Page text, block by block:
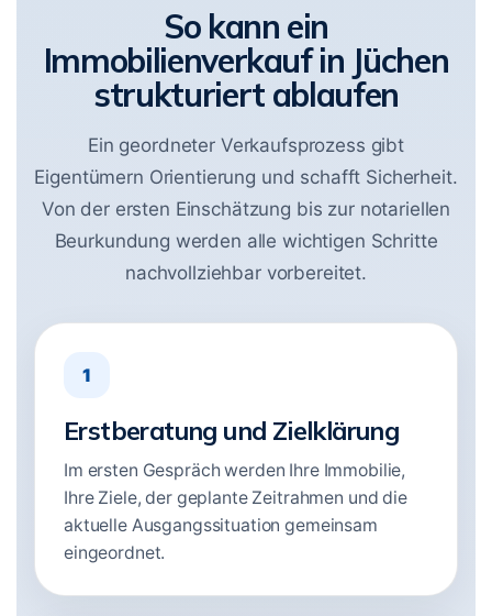
So kann ein
Immobilienverkauf in Jüchen
strukturiert ablaufen
Ein geordneter Verkaufsprozess gibt
Eigentümern Orientierung und schafft Sicherheit.
Von der ersten Einschätzung bis zur notariellen
Beurkundung werden alle wichtigen Schritte
nachvollziehbar vorbereitet.
1
Erstberatung und Zielklärung
Im ersten Gespräch werden Ihre Immobilie,
Ihre Ziele, der geplante Zeitrahmen und die
aktuelle Ausgangssituation gemeinsam
eingeordnet.